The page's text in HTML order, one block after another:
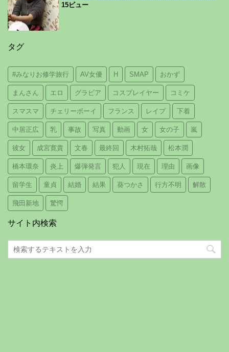
15ビュー
タグ
#みなりお修学旅行 AV女優 H SMAP おかず
まんさん エロ グラビア コスプレイヤー コミケ
スマスマ チェリーボーイ フランス レイプ 下着
中居正広 乳 事故 写真 動画 女 女の子 嵐
彼女 成宮寛貴 文春 最終回 木村拓哉 松本潤
橋本環奈 炎上 爆弾発言 犯人 現在 理由 画像
留学生 童貞 結婚 結果 葵つかさ 行方不明 解散
飛田新地 驚愕
サイト内検索